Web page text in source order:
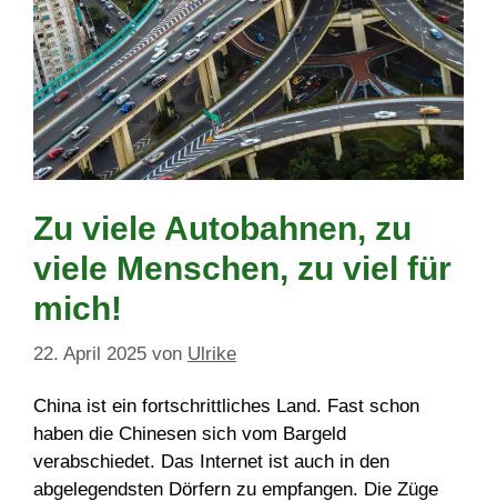
Zu viele Autobahnen, zu
viele Menschen, zu viel für
mich!
22. April 2025 von Ulrike
China ist ein fortschrittliches Land. Fast schon
haben die Chinesen sich vom Bargeld
verabschiedet. Das Internet ist auch in den
abgelegendsten Dörfern zu empfangen. Die Züge